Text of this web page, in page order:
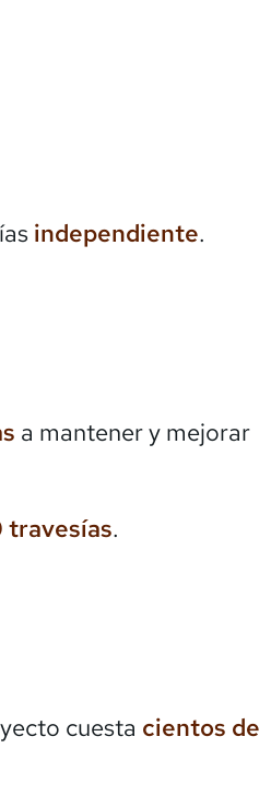
independiente.
a mantener y mejorar
travesías.
cuesta cientos de